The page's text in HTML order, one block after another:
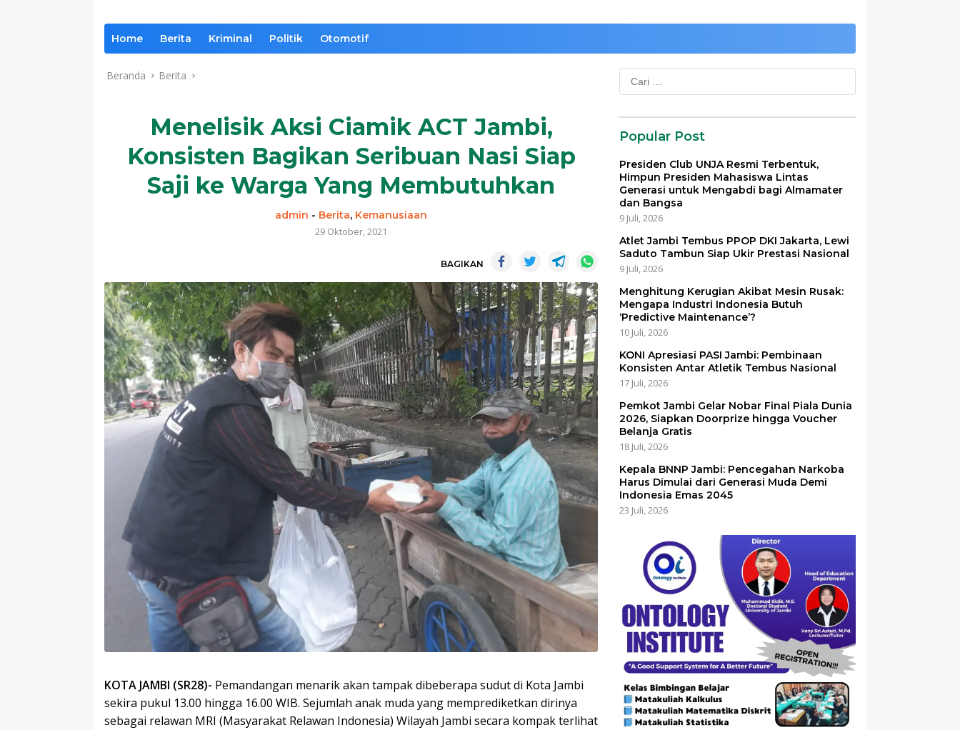
Home Berita Kriminal Politik Otomotif
Beranda Berita
Menelisik Aksi Ciamik ACT Jambi,
Konsisten Bagikan Seribuan Nasi Siap
Saji ke Warga Yang Membutuhkan
admin - Berita, Kemanusiaan
29 Oktober, 2021
BAGIKAN
KOTA JAMBI (SR28)- Pemandangan menarik akan tampak dibeberapa sudut di Kota Jambi
sekira pukul 13.00 hingga 16.00 WIB. Sejumlah anak muda yang memprediketkan dirinya
sebagai relawan MRI (Masyarakat Relawan Indonesia) Wilayah Jambi secara kompak terlihat
Cari
untuk:
Popular Post
Presiden Club UNJA Resmi Terbentuk,
Himpun Presiden Mahasiswa Lintas
Generasi untuk Mengabdi bagi Almamater
dan Bangsa
9 Juli, 2026
Atlet Jambi Tembus PPOP DKI Jakarta, Lewi
Saduto Tambun Siap Ukir Prestasi Nasional
9 Juli, 2026
Menghitung Kerugian Akibat Mesin Rusak:
Mengapa Industri Indonesia Butuh
‘Predictive Maintenance’?
10 Juli, 2026
KONI Apresiasi PASI Jambi: Pembinaan
Konsisten Antar Atletik Tembus Nasional
17 Juli, 2026
Pemkot Jambi Gelar Nobar Final Piala Dunia
2026, Siapkan Doorprize hingga Voucher
Belanja Gratis
18 Juli, 2026
Kepala BNNP Jambi: Pencegahan Narkoba
Harus Dimulai dari Generasi Muda Demi
Indonesia Emas 2045
23 Juli, 2026